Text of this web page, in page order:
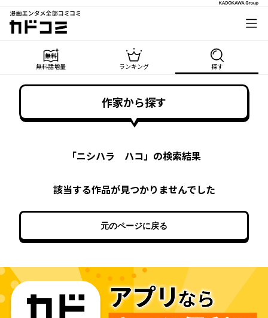
漫画エンタメ全部コミコミ
カドコミ
無料話増量 ランキング 探す
作家から探す
「ニシハラ ハコ」の検索結果
該当する作品が見つかりませんでした
元のページに戻る